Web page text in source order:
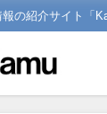
の紹介サイト「